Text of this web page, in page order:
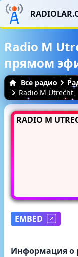
Radio M
прямом
Все радио
Radio M Utrecht
RADIO M
EMBED
Информация о